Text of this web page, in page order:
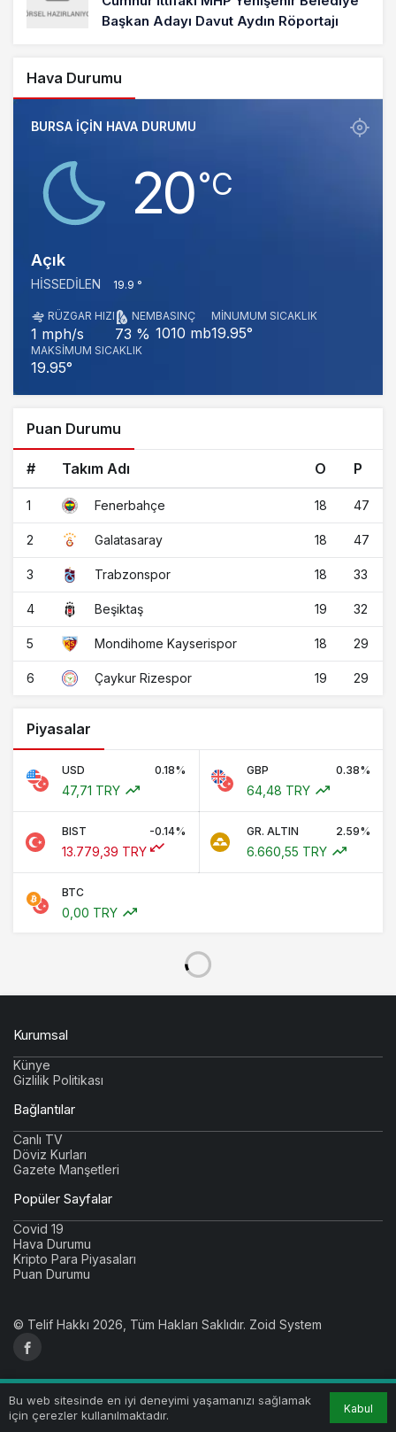
Başkan Adayı Davut Aydın Röportajı
Hava Durumu
BURSA IÇIN HAVA DURUMU
20‎°C
Açık
HISSEDILEN 19.9 °
RÜZGAR HIZI
1 mph/s
NEM
73 %
BASINÇ
1010 mb
MINUMUM SICAKLIK
19.95°
MAKSIMUM SICAKLIK
19.95°
Puan Durumu
# Takım Adı O P
1 Fenerbahçe 18 47
2 Galatasaray 18 47
3 Trabzonspor 18 33
4 Beşiktaş 19 32
5 Mondihome Kayserispor 18 29
6 Çaykur Rizespor 19 29
Piyasalar
USD 0.18%
47,71 TRY
GBP 0.38%
64,48 TRY
BIST -0.14%
13.779,39 TRY
GR. ALTIN 2.59%
6.660,55 TRY
BTC
0,00 TRY
Bu web sitesinde en iyi deneyimi yaşamanızı sağlamak
için çerezler kullanılmaktadır.
Kabul
Kurumsal
Künye
Gizlilik Politikası
Bağlantılar
Canlı TV
Döviz Kurları
Gazete Manşetleri
Popüler Sayfalar
Covid 19
Hava Durumu
Kripto Para Piyasaları
Puan Durumu
© Telif Hakkı 2026, Tüm Hakları Saklıdır. Zoid System